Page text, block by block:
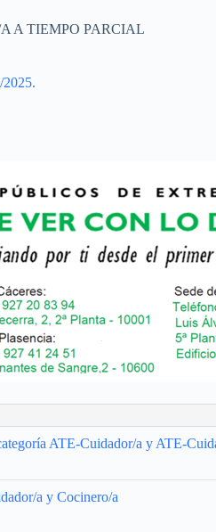
A TIEMPO PARCIAL
ATE-Cuidador/a y ATE-
a y Cocinero/a